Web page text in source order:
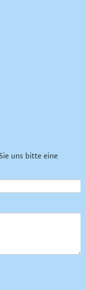
uns bitte eine